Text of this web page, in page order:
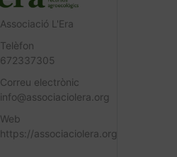
Associació L'Era
Telèfon
672337305
Correu electrònic
info@associaciolera.org
Web
https://associaciolera.org